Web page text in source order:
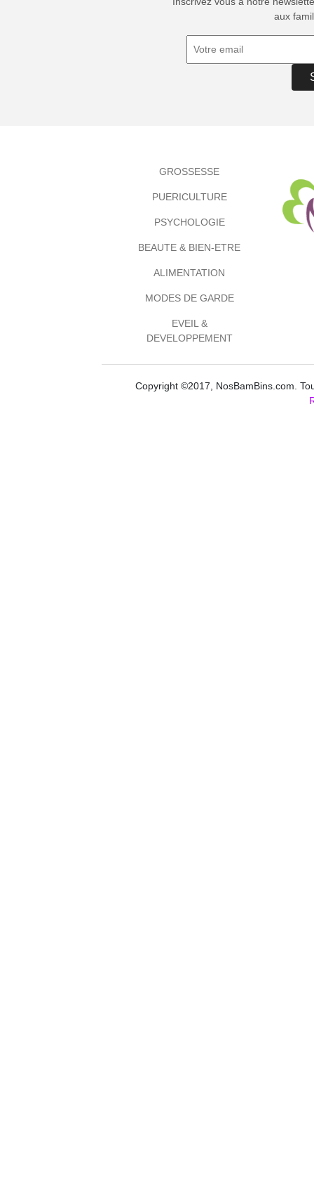
aux
GROSSESSE
PUERICULTURE
PSYCHOLOGIE
BEAUTE & BIEN-ETRE
ALIMENTATION
MODES DE GARDE
EVEIL &
DEVELOPPEMENT
Copyright ©2017, NosBamBins.com.